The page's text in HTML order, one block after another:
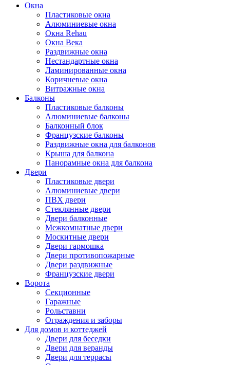
Окна
Пластиковые окна
Алюминиевые окна
Окна Rehau
Окна Века
Раздвижные окна
Нестандартные окна
Ламинированные окна
Коричневые окна
Витражные окна
Балконы
Пластиковые балконы
Алюминиевые балконы
Балконный блок
Французские балконы
Раздвижные окна для балконов
Крыша для балкона
Панорамные окна для балкона
Двери
Пластиковые двери
Алюминиевые двери
ПВХ двери
Стеклянные двери
Двери балконные
Межкомнатные двери
Москитные двери
Двери гармошка
Двери противопожарные
Двери раздвижные
Французские двери
Ворота
Секционные
Гаражные
Рольставни
Ограждения и заборы
Для домов и коттеджей
Двери для беседки
Двери для веранды
Двери для террасы